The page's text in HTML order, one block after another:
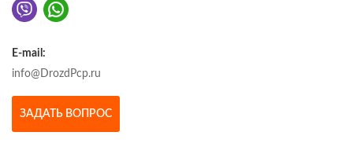
E-mail:
info@DrozdPcp.ru
ЗАДАТЬ ВОПРОС